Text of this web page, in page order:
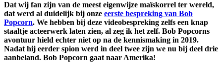
Dat wij fan zijn van de meest eigenwijze maïskorrel ter wereld,
dat werd al duidelijk bij onze eerste bespreking van Bob
Popcorn. We hebben bij deze videobespreking zelfs een knap
staaltje acteerwerk laten zien, al zeg ik het zelf. Bob Popcorns
avontuur hield echter niet op na de kennismaking in 2019.
Nadat hij eerder spion werd in deel twee zijn we nu bij deel drie
aanbeland. Bob Popcorn gaat naar Amerika!